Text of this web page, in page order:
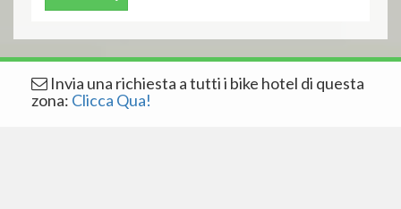
Invia una richiesta a tutti i bike hotel di questa
zona: Clicca Qua!